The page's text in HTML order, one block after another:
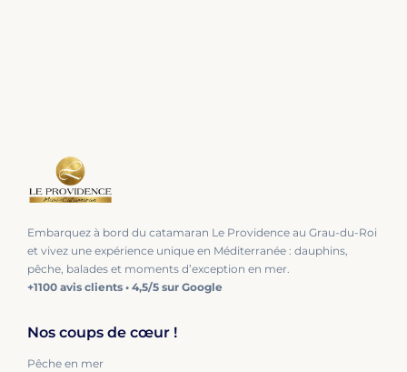
Embarquez à bord du catamaran Le Providence au Grau-du-Roi
et vivez une expérience unique en Méditerranée : dauphins,
pêche, balades et moments d’exception en mer.
+1100 avis clients • 4,5/5 sur Google
Nos coups de cœur !
Pêche en mer